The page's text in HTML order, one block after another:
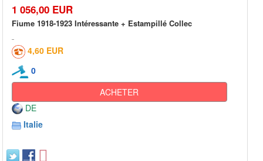
1 056,00 EUR
Fiume 1918-1923 Intéressante + Estampillé Collec
4,60 EUR
0
ACHETER
DE
Italie